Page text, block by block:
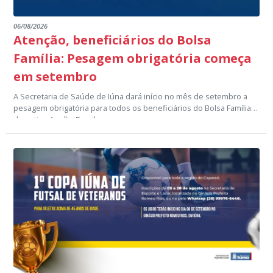
06/08/2026
Atenção, beneficiários do Bolsa
Família: Pesagem obrigatória começa
em setembro
A Secretaria de Saúde de Iúna dará início no mês de setembro a
pesagem obrigatória para todos os beneficiários do Bolsa Família e
do antigo Auxílio Brasil.
Para a pesagem é necessário apresentar o cartão amarelo ou
número do NIS, cartão de vacinas, cartão do SUS, e, para gestantes,
comprovante de preventivo em dia e cartão do pré-natal.
Confira nas imagens a data na sua localidade e evite o
cancelamento do benefício.
Setor de Comunicação Institucional
comunicacao@iuna.es.gov.br